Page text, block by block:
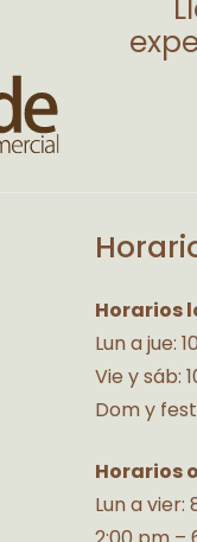
Horarios
Lun a jue:
Vie y sáb:
Dom y
Horarios
Lun a vier: